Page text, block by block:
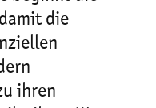
die
ihren